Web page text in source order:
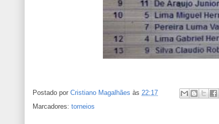
Postado por Cristiano Magalhães às 22:17
Marcadores: torneios